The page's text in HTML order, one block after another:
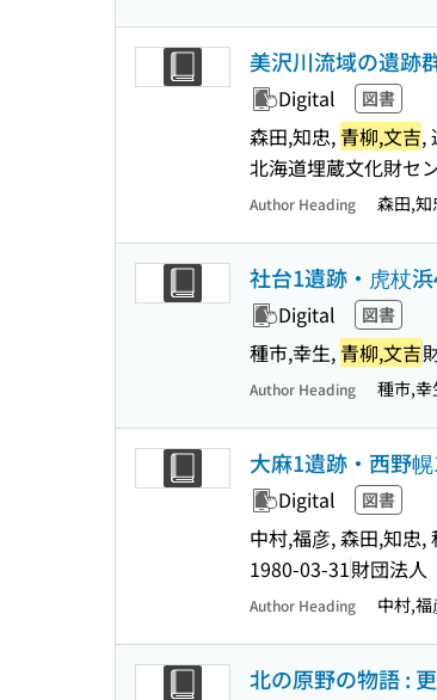
美沢川流域の遺跡
Digital 図書
森田,知忠, 青柳,文吉,
北海道埋蔵文化財セ
Author Heading 森田,知
社台1遺跡・虎杖
Digital 図書
種市,幸生, 青柳,文吉
Author Heading 種市,幸
大麻1遺跡・西野
Digital 図書
中村,福彦, 森田,知忠,
1980-03-31財団法
Author Heading 中村,
北の原野の物語 :